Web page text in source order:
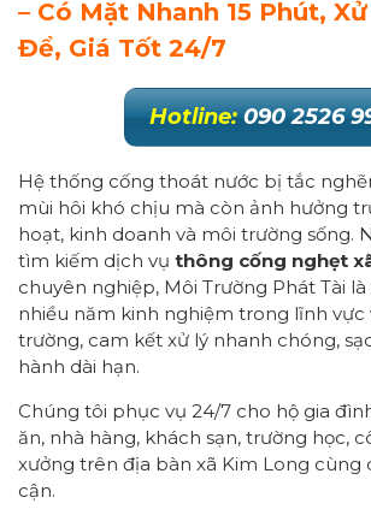
– Có Mặt Nhanh 15 Phút,
Để, Giá Tốt 24/7
Hotline: 090 2526
Hệ thống cống thoát nước bị tắc
mùi hôi khó chịu mà còn ảnh hưởng
hoạt, kinh doanh và môi trường sống.
tìm kiếm dịch vụ thông cống nghẹt
chuyên nghiệp, Môi Trường Phát Tài
nhiều năm kinh nghiệm trong lĩnh vực
trường, cam kết xử lý nhanh chóng,
hành dài hạn.
Chúng tôi phục vụ 24/7 cho hộ gia
ăn, nhà hàng, khách sạn, trường học,
xưởng trên địa bàn xã Kim Long cùng
cận.